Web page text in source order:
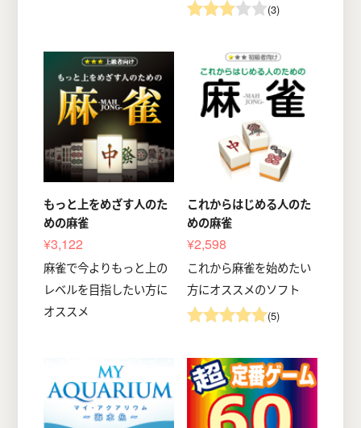
(3)
もっと上をめざす人のた
めの麻雀
¥3,122
麻雀で今よりもっと上の
レベルを目指したい方に
オススメ
これからはじめる人のた
めの麻雀
¥2,598
これから麻雀を始めたい
方にオススメのソフト
(5)